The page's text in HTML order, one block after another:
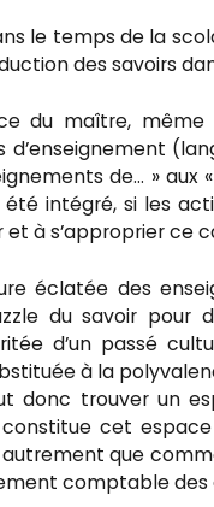
le temps de la
des savoirs
du maître,
de… »
intégré, si les
à s’approprier ce
éclatée des
du savoir
d’un passé
à la
donc trouver un
cet
que
comptable